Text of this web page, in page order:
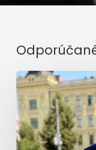
Šimko
vystavil
županovi
Trnkovi
symbolické
vysvedčenie.